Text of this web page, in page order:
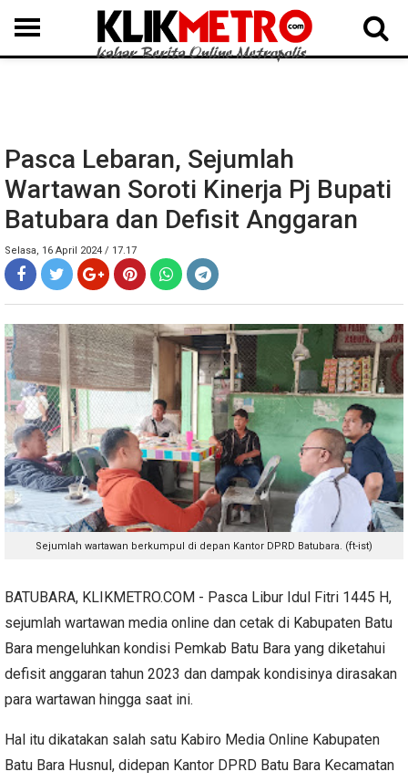
MEDAN LANGKAT DAIRI SAMOSIR TAPUT BATUBARA DELISERDANG
Pasca Lebaran, Sejumlah
Wartawan Soroti Kinerja Pj Bupati
Batubara dan Defisit Anggaran
Selasa, 16 April 2024 / 17.17
Sejumlah wartawan berkumpul di depan Kantor DPRD Batubara. (ft-ist)
BATUBARA, KLIKMETRO.COM - Pasca Libur Idul Fitri 1445 H,
sejumlah wartawan media online dan cetak di Kabupaten Batu
Bara mengeluhkan kondisi Pemkab Batu Bara yang diketahui
defisit anggaran tahun 2023 dan dampak kondisinya dirasakan
para wartawan hingga saat ini.
Hal itu dikatakan salah satu Kabiro Media Online Kabupaten
Batu Bara Husnul, didepan Kantor DPRD Batu Bara Kecamatan